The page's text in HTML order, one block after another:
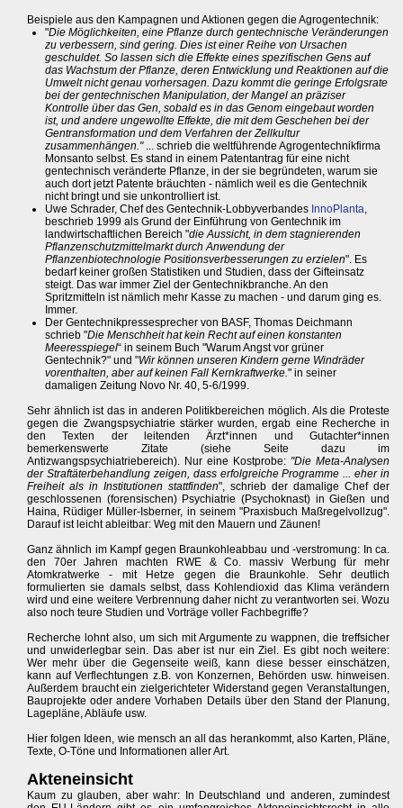
Beispiele aus den Kampagnen und Aktionen gegen die Agrogentechnik:
"Die Möglichkeiten, eine Pflanze durch gentechnische Veränderungen
zu verbessern, sind gering. Dies ist einer Reihe von Ursachen
geschuldet. So lassen sich die Effekte eines spezifischen Gens auf
das Wachstum der Pflanze, deren Entwicklung und Reaktionen auf die
Umwelt nicht genau vorhersagen. Dazu kommt die geringe Erfolgsrate
bei der gentechnischen Manipulation, der Mangel an präziser
Kontrolle über das Gen, sobald es in das Genom eingebaut worden
ist, und andere ungewollte Effekte, die mit dem Geschehen bei der
Gentransformation und dem Verfahren der Zellkultur
zusammenhängen."... schrieb die weltführende Agrogentechnikfirma
Monsanto selbst. Es stand in einem Patentantrag für eine nicht
gentechnisch veränderte Pflanze, in der sie begründeten, warum sie
auch dort jetzt Patente bräuchten - nämlich weil es die Gentechnik
nicht bringt und sie unkontrolliert ist.
Uwe Schrader, Chef des Gentechnik-Lobbyverbandes InnoPlanta,
beschrieb 1999 als Grund der Einführung von Gentechnik im
landwirtschaftlichen Bereich "die Aussicht, in dem stagnierenden
Pflanzenschutzmittelmarkt durch Anwendung der
Pflanzenbiotechnologie Positionsverbesserungen zu erzielen". Es
bedarf keiner großen Statistiken und Studien, dass der Gifteinsatz
steigt. Das war immer Ziel der Gentechnikbranche. An den
Spritzmitteln ist nämlich mehr Kasse zu machen - und darum ging es.
Immer.
Der Gentechnikpressesprecher von BASF, Thomas Deichmann
schrieb "Die Menschheit hat kein Recht auf einen konstanten
Meeresspiegel“ in seinem Buch "Warum Angst vor grüner
Gentechnik?" und "Wir können unseren Kindern gerne Windräder
vorenthalten, aber auf keinen Fall Kernkraftwerke." in seiner
damaligen Zeitung Novo Nr. 40, 5-6/1999.
Sehr ähnlich ist das in anderen Politikbereichen möglich. Als die Proteste
gegen die Zwangspsychiatrie stärker wurden, ergab eine Recherche in
den Texten der leitenden Ärzt*innen und Gutachter*innen
bemerkenswerte Zitate (siehe Seite dazu im
Antizwangspsychiatriebereich). Nur eine Kostprobe: "Die Meta-Analysen
der Straftäterbehandlung zeigen, dass erfolgreiche Programme ... eher in
Freiheit als in Institutionen stattfinden", schrieb der damalige Chef der
geschlossenen (forensischen) Psychiatrie (Psychoknast) in Gießen und
Haina, Rüdiger Müller-Isberner, in seinem "Praxisbuch Maßregelvollzug".
Darauf ist leicht ableitbar: Weg mit den Mauern und Zäunen!
Ganz ähnlich im Kampf gegen Braunkohleabbau und -verstromung: In ca.
den 70er Jahren machten RWE & Co. massiv Werbung für mehr
Atomkratwerke - mit Hetze gegen die Braunkohle. Sehr deutlich
formulierten sie damals selbst, dass Kohlendioxid das Klima verändern
wird und eine weitere Verbrennung daher nicht zu verantworten sei. Wozu
also noch teure Studien und Vorträge voller Fachbegriffe?
Recherche lohnt also, um sich mit Argumente zu wappnen, die treffsicher
und unwiderlegbar sein. Das aber ist nur ein Ziel. Es gibt noch weitere:
Wer mehr über die Gegenseite weiß, kann diese besser einschätzen,
kann auf Verflechtungen z.B. von Konzernen, Behörden usw. hinweisen.
Außerdem braucht ein zielgerichteter Widerstand gegen Veranstaltungen,
Bauprojekte oder andere Vorhaben Details über den Stand der Planung,
Lagepläne, Abläufe usw.
Hier folgen Ideen, wie mensch an all das herankommt, also Karten, Pläne,
Texte, O-Töne und Informationen aller Art.
Akteneinsicht
Kaum zu glauben, aber wahr: In Deutschland und anderen, zumindest